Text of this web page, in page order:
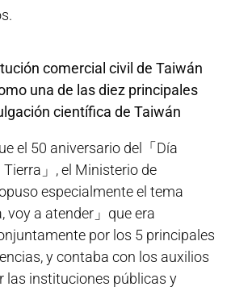
comercial civil de Taiwán
una de las diez principales
científica de Taiwán
el 50 aniversario del「Día
」, el Ministerio de
especialmente el tema
voy a atender」que era
por los 5 principales
y contaba con los auxilios
las instituciones públicas y